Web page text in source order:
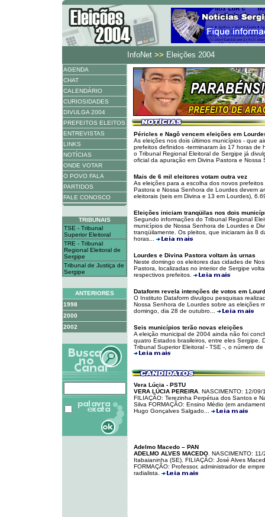
InfoNet >> Eleições 2004
AGENDA
CHAT
CALENDÁRIO
CURIOSIDADES
DIVULGA 2004
PREFEITOS ELEITOS
ENTREVISTAS
LINKS
NOTÍCIAS
ONDE VOTAR
O POVO FALA
PARTIDOS
FALE CONOSCO
TRIBUNAIS
TSE - Tribunal
Superior Eleitoral
TRE - Tribunal
Regional Eleitoral de
Sergipe
Tribunal de Justiça de
Sergipe
ANTERIORES
1998
2000
2002
Péricles e Nagô vencem eleições em
As eleições nos dois últimos municípios - que
prefeitos definidos -terminaram às 17 horas de
o Tribunal Regional Eleitoral de Sergipe já
oficial da apuração em Divina Pastora e Nossa
Mais de 6 mil eleitores votam outra vez
As eleições para a escolha dos novos
Pastora e Nossa Senhora de Lourdes devem
eleitorais (seis em Divina e 13 em Lourdes),
Eleições iniciam tranqüilas nos dois
Segundo informações do Tribunal Regional
municípios de Nossa Senhora de Lourdes e
tranqüilamente. Os pleitos, que iniciaram às 8
horas...
Lourdes e Divina Pastora voltam às urnas
Neste domingo os eleitores das cidades de
Pastora, localizadas no interior de Sergipe
respectivos prefeitos.
Dataform revela intenções de votos em
O Instituto Dataform divulgou pesquisas
Nossa Senhora de Lourdes sobre as eleições
domingo, dia 28 de outubro...
Seis municípios terão novas eleições
A eleição municipal de 2004 ainda não foi
quatro Estados brasileiros, entre eles Sergipe.
Tribunal Superior Eleitoral - TSE -, o número
Vera Lúcia - PSTU
VERA LÚCIA PEREIRA . NASCIMENTO: 12/
FILIAÇÃO: Terezinha Perpétua dos Santos e
Silva FORMAÇÃO: Ensino Médio (em
Hugo Gonçalves Salgado...
Adelmo Macedo – PAN
ADELMO ALVES MACEDO . NASCIMENTO:
Itabaianinha (SE). FILIAÇÃO: José Alves
FORMAÇÃO: Professor, administrador de
radialista.